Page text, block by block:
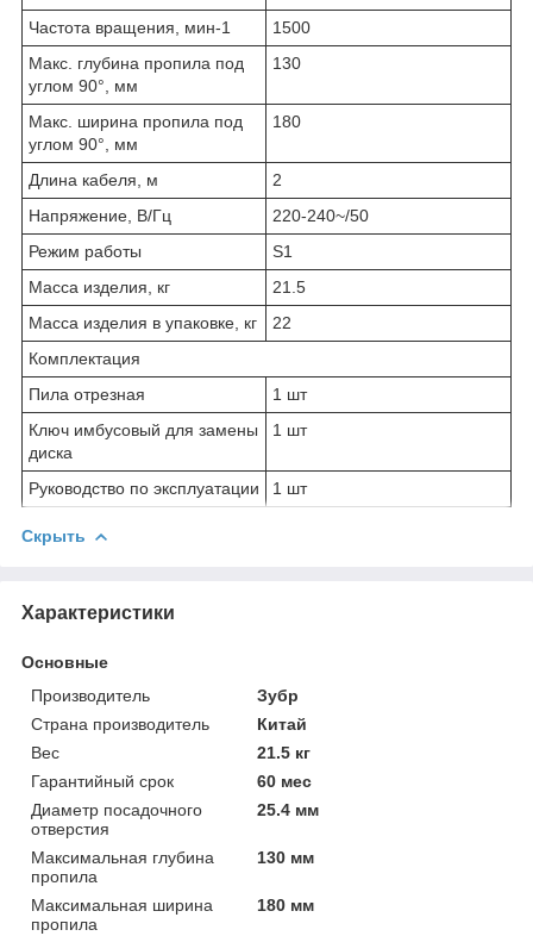
Частота вращения, мин-1
1500
Макс. глубина пропила под
углом 90°, мм
130
Макс. ширина пропила под
углом 90°, мм
180
Длина кабеля, м
2
Напряжение, В/Гц
220-240~/50
Режим работы
S1
Масса изделия, кг
21.5
Масса изделия в упаковке, кг
22
Комплектация
Пила отрезная
1 шт
Ключ имбусовый для замены
диска
1 шт
Руководство по эксплуатации 1 шт
Скрыть
Характеристики
Основные
Производитель
Зубр
Страна производитель
Китай
Вес
21.5 кг
Гарантийный срок
60 мес
Диаметр посадочного
отверстия
25.4 мм
Максимальная глубина
пропила
130 мм
Максимальная ширина
пропила
180 мм